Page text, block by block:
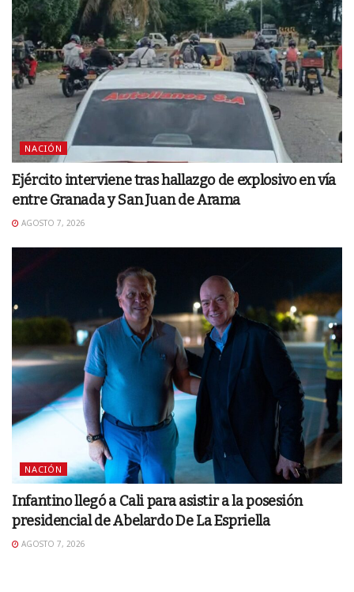
NACIÓN
Ejército interviene tras hallazgo de explosivo en vía
entre Granada y San Juan de Arama
AGOSTO 7, 2026
NACIÓN
Infantino llegó a Cali para asistir a la posesión
presidencial de Abelardo De La Espriella
AGOSTO 7, 2026